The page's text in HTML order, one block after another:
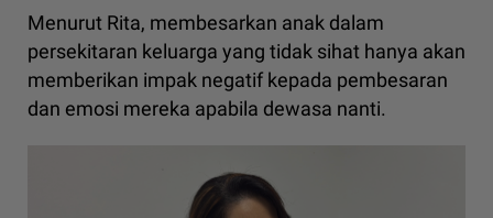
Menurut Rita, membesarkan anak dalam
persekitaran keluarga yang tidak sihat hanya akan
memberikan impak negatif kepada pembesaran
dan emosi mereka apabila dewasa nanti.